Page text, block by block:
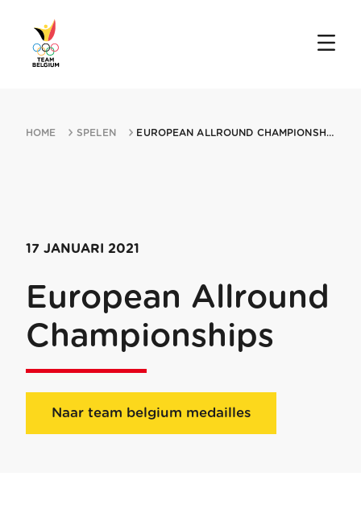
HOME SPELEN EUROPEAN ALLROUND CHAMPIONSHIPS 17012021 HEERENVEEN
17 JANUARI 2021
European Allround
Championships
Naar team belgium medailles